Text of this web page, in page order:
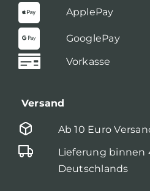
ApplePay
GooglePay
Vorkasse
Versand
Ab 10 Euro
Lieferung binnen
Deutschlands